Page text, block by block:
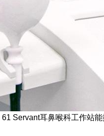
Servant耳鼻喉科工作站